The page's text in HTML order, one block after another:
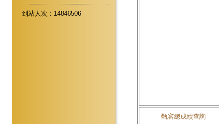
到站人次：14846506
甄審總成績查詢